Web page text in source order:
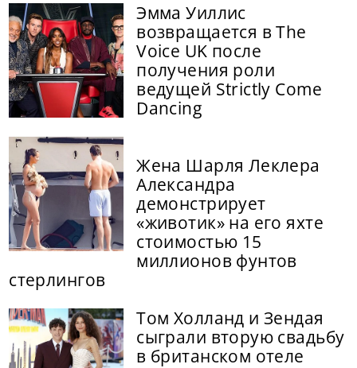
Эмма Уиллис
возвращается в The
Voice UK после
получения роли
ведущей Strictly Come
Dancing
Жена Шарля Леклера
Александра
демонстрирует
«животик» на его яхте
стоимостью 15
миллионов фунтов
стерлингов
Том Холланд и Зендая
сыграли вторую свадьбу
в британском отеле